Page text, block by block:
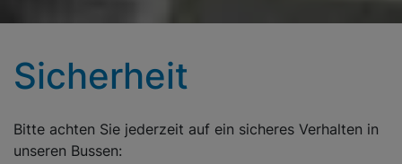
Sicherheit
Bitte achten Sie jederzeit auf ein sicheres Verhalten in
unseren Bussen: